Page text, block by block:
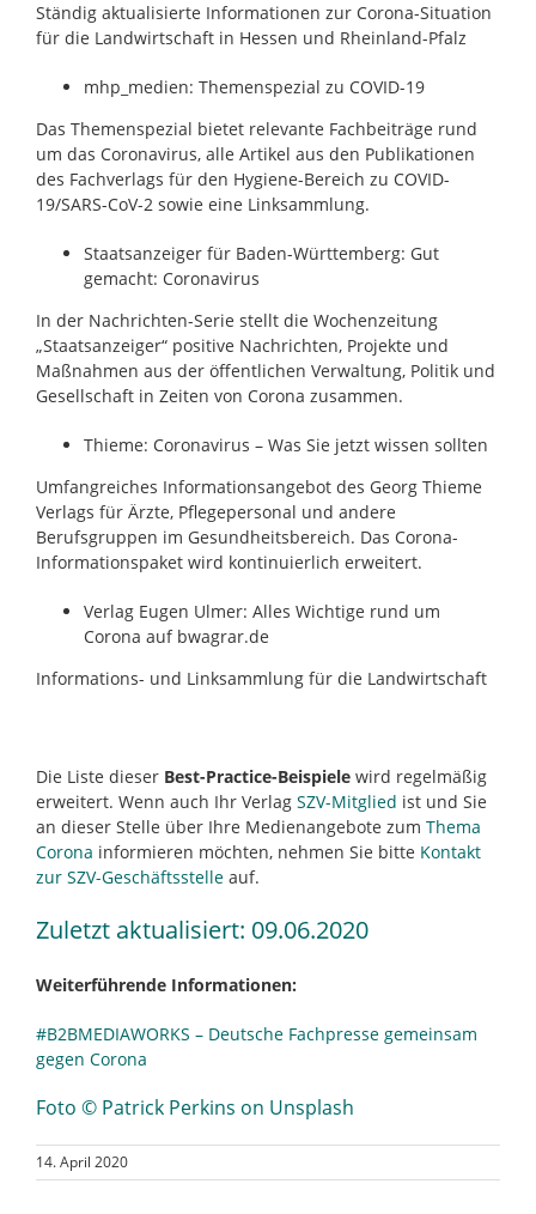
Ständig aktualisierte Informationen zur Corona-Situation
für die Landwirtschaft in Hessen und Rheinland-Pfalz
mhp_medien: Themenspezial zu COVID-19
Das Themenspezial bietet relevante Fachbeiträge rund
um das Coronavirus, alle Artikel aus den Publikationen
des Fachverlags für den Hygiene-Bereich zu COVID-
19/SARS-CoV-2 sowie eine Linksammlung.
Staatsanzeiger für Baden-Württemberg: Gut
gemacht: Coronavirus
In der Nachrichten-Serie stellt die Wochenzeitung
„Staatsanzeiger“ positive Nachrichten, Projekte und
Maßnahmen aus der öffentlichen Verwaltung, Politik und
Gesellschaft in Zeiten von Corona zusammen.
Thieme: Coronavirus – Was Sie jetzt wissen sollten
Umfangreiches Informationsangebot des Georg Thieme
Verlags für Ärzte, Pflegepersonal und andere
Berufsgruppen im Gesundheitsbereich. Das Corona-
Informationspaket wird kontinuierlich erweitert.
Verlag Eugen Ulmer: Alles Wichtige rund um
Corona auf bwagrar.de
Informations- und Linksammlung für die Landwirtschaft
Die Liste dieser Best-Practice-Beispiele wird regelmäßig
erweitert. Wenn auch Ihr Verlag SZV-Mitglied ist und Sie
an dieser Stelle über Ihre Medienangebote zum Thema
Corona informieren möchten, nehmen Sie bitte Kontakt
zur SZV-Geschäftsstelle auf.
Zuletzt aktualisiert: 09.06.2020
Weiterführende Informationen:
#B2BMEDIAWORKS – Deutsche Fachpresse gemeinsam
gegen Corona
Foto © Patrick Perkins on Unsplash
14. April 2020